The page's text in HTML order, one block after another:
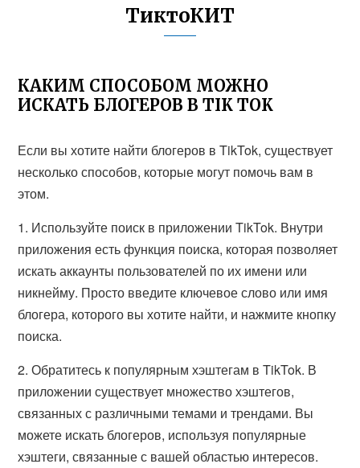
ТиктоКИТ
КАКИМ СПОСОБОМ МОЖНО
ИСКАТЬ БЛОГЕРОВ В TIK TOK
Если вы хотите найти блогеров в TikTok, существует
несколько способов, которые могут помочь вам в
этом.
1. Используйте поиск в приложении TikTok. Внутри
приложения есть функция поиска, которая позволяет
искать аккаунты пользователей по их имени или
никнейму. Просто введите ключевое слово или имя
блогера, которого вы хотите найти, и нажмите кнопку
поиска.
2. Обратитесь к популярным хэштегам в TikTok. В
приложении существует множество хэштегов,
связанных с различными темами и трендами. Вы
можете искать блогеров, используя популярные
хэштеги, связанные с вашей областью интересов.